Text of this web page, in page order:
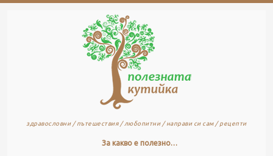
здравословни / пътешествия / любопитни / направи си сам / рецепти
За какво е полезно…